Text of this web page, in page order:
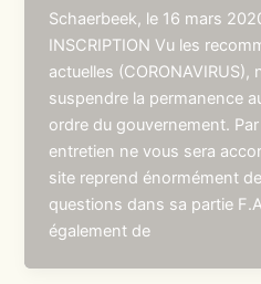
Schaerbeek, le 16 mars
INSCRIPTION Vu les
actuelles
suspendre la permanence
ordre du gouvernement.
entretien ne vous sera
site reprend énormément
questions dans sa partie
également de